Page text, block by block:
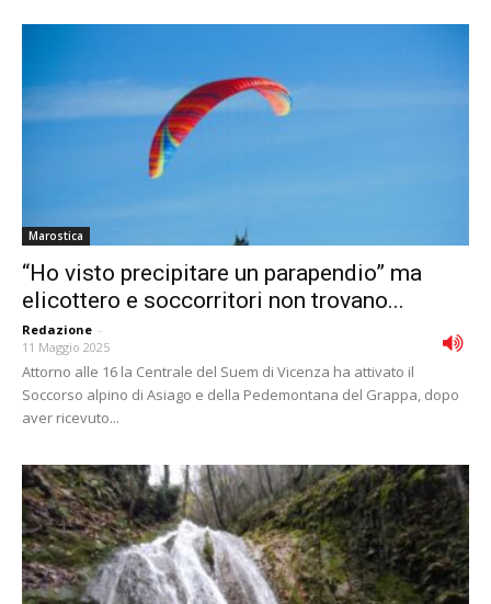
Marostica
“Ho visto precipitare un parapendio” ma
elicottero e soccorritori non trovano...
Redazione -
11 Maggio 2025
Attorno alle 16 la Centrale del Suem di Vicenza ha attivato il
Soccorso alpino di Asiago e della Pedemontana del Grappa, dopo
aver ricevuto...